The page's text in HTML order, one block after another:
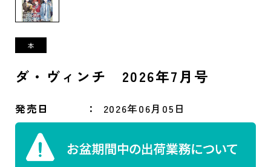
ダ・ヴィンチ 2026年7月号
発売日 2026年06月05日